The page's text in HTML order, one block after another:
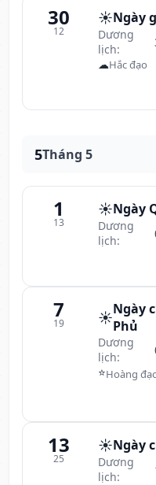
30
12
☀️Ngày
Dương
lịch:
☁Hắc đạo
5Tháng 5
1
13
☀️Ngày
Dương
lịch:
7
19 ☀️Ngày
Phủ
Dương
lịch:
⭐Hoàng
13
25
☀️Ngày
Dương
lịch: